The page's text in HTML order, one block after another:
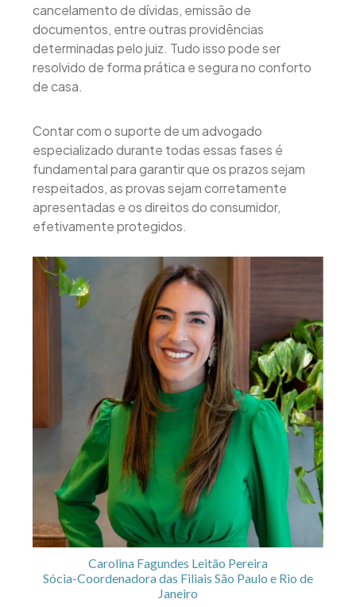
cancelamento de dívidas, emissão de
documentos, entre outras providências
determinadas pelo juiz. Tudo isso pode ser
resolvido de forma prática e segura no conforto
de casa.
Contar com o suporte de um advogado
especializado durante todas essas fases é
fundamental para garantir que os prazos sejam
respeitados, as provas sejam corretamente
apresentadas e os direitos do consumidor,
efetivamente protegidos.
Carolina Fagundes Leitão Pereira
Sócia-Coordenadora das Filiais São Paulo e Rio de
Janeiro